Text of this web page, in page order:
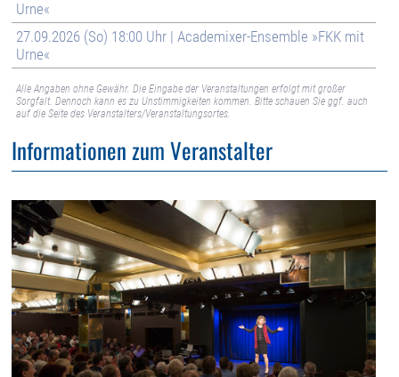
Urne«
27.09.2026 (So) 18:00 Uhr | Academixer-Ensemble »FKK mit
Urne«
Alle Angaben ohne Gewähr. Die Eingabe der Veranstaltungen erfolgt mit großer
Sorgfalt. Dennoch kann es zu Unstimmigkeiten kommen. Bitte schauen Sie ggf. auch
auf die Seite des Veranstalters/Veranstaltungsortes.
Informationen zum Veranstalter